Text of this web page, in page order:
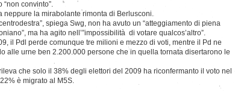
“non convinto”.
neppure la mirabolante rimonta di Berlusconi.
spiega Swg, non ha avuto un “atteggiamento di piena
ma ha agito nell’”impossibilità di votare qualcos’altro”.
il Pdl perde comunque tre milioni e mezzo di voti, mentre il Pd ne
alle urne ben 2.200.000 persone che in quella tornata disertarono le
che solo il 38% degli elettori del 2009 ha riconfermanto il voto nel
è migrato al M5S.